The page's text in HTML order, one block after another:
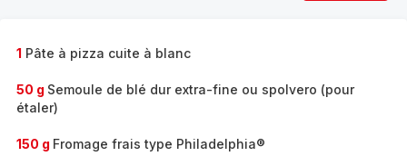
1 Pâte à pizza cuite à blanc
50 g Semoule de blé dur extra-fine ou spolvero (pour
étaler)
150 g Fromage frais type Philadelphia®